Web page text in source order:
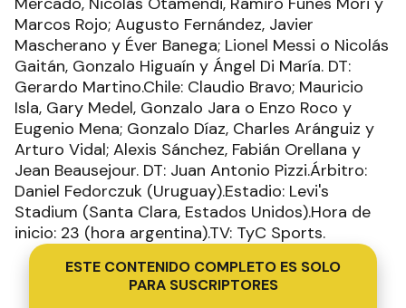
Marcos Rojo; Augusto Fernández, Javier
Mascherano y Éver Banega; Lionel Messi o Nicolás
Gaitán, Gonzalo Higuaín y Ángel Di María. DT:
Gerardo Martino.Chile: Claudio Bravo; Mauricio
Isla, Gary Medel, Gonzalo Jara o Enzo Roco y
Eugenio Mena; Gonzalo Díaz, Charles Aránguiz y
Arturo Vidal; Alexis Sánchez, Fabián Orellana y
Jean Beausejour. DT: Juan Antonio Pizzi.Árbitro:
Daniel Fedorczuk (Uruguay).Estadio: Levi's
Stadium (Santa Clara, Estados Unidos).Hora de
inicio: 23 (hora argentina).TV: TyC Sports.
ESTE CONTENIDO COMPLETO ES SOLO
PARA SUSCRIPTORES